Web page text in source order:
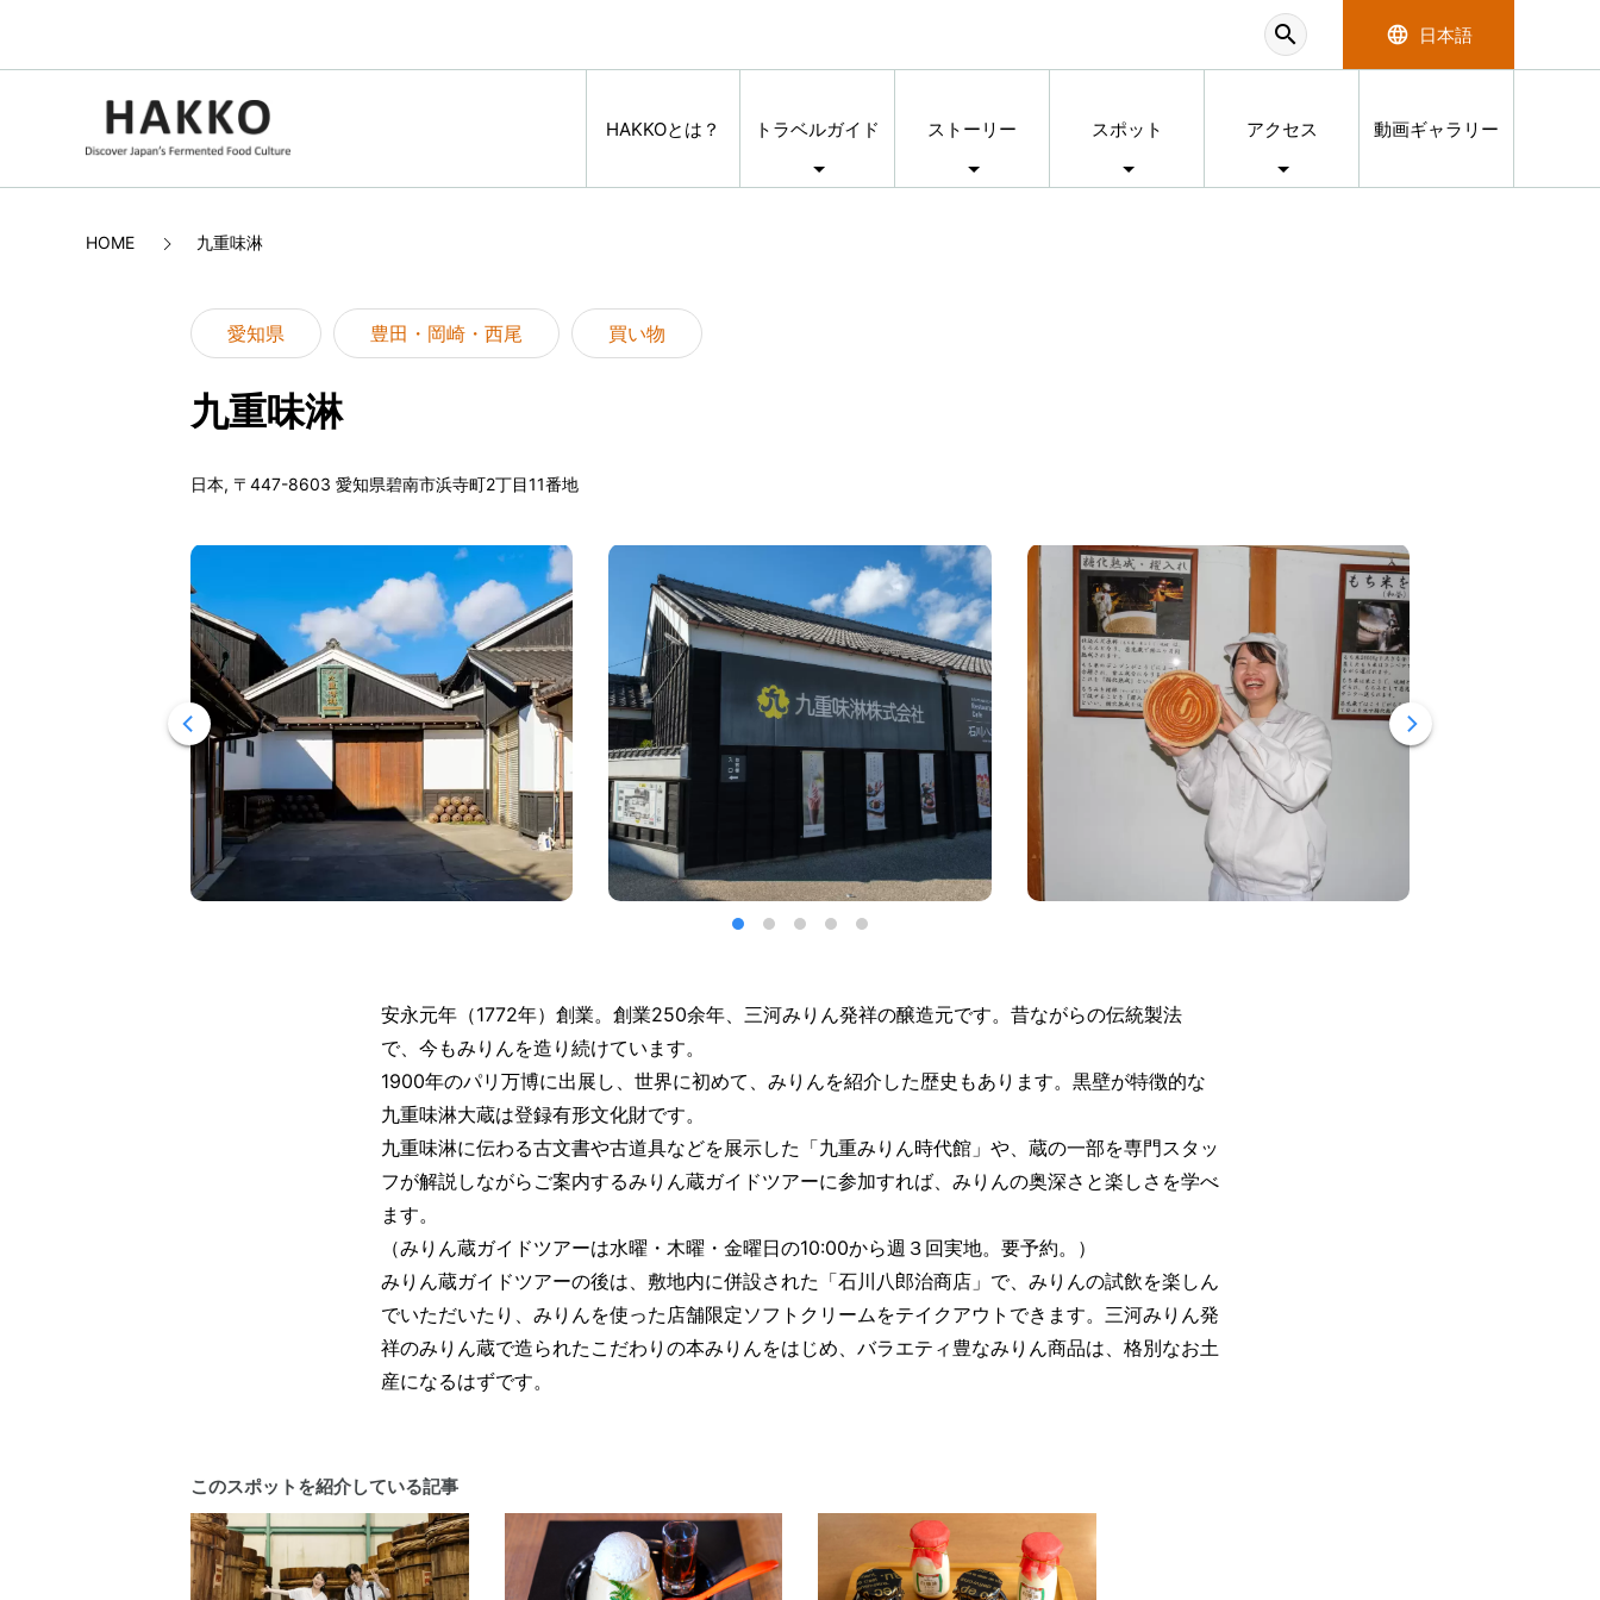
search language 日本語
HAKKOとは？ トラベルガイド ストーリー スポット アクセス 動画ギャラリー
HOME 九重味淋
愛知県 豊田・岡崎・西尾 買い物
九重味淋
日本, 〒447-8603 愛知県碧南市浜寺町2丁目11番地
安永元年（1772年）創業。創業250余年、三河みりん発祥の醸造元です。昔ながらの伝統製法
で、今もみりんを造り続けています。
1900年のパリ万博に出展し、世界に初めて、みりんを紹介した歴史もあります。黒壁が特徴的な
九重味淋大蔵は登録有形文化財です。
九重味淋に伝わる古文書や古道具などを展示した「九重みりん時代館」や、蔵の一部を専門スタッ
フが解説しながらご案内するみりん蔵ガイドツアーに参加すれば、みりんの奥深さと楽しさを学べ
ます。
（みりん蔵ガイドツアーは水曜・木曜・金曜日の10:00から週３回実地。要予約。）
みりん蔵ガイドツアーの後は、敷地内に併設された「石川八郎治商店」で、みりんの試飲を楽しん
でいただいたり、みりんを使った店舗限定ソフトクリームをテイクアウトできます。三河みりん発
祥のみりん蔵で造られたこだわりの本みりんをはじめ、バラエティ豊なみりん商品は、格別なお土
産になるはずです。
このスポットを紹介している記事